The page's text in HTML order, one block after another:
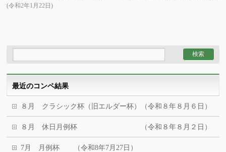
(令和2年1月22日)
最近のコンペ結果
８月 クラシック杯（旧エルダー杯）（令和８年８月６日）
８月 休日月例杯 （令和８年８月２日）
7月 月例杯 （令和8年7月27日）